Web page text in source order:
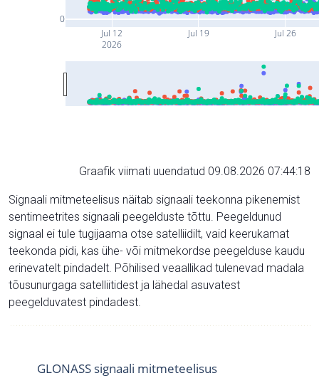
Jul 12
2026
Jul 19 Jul 26
0
Graafik viimati uuendatud 09.08.2026 07:44:18
Signaali mitmeteelisus näitab signaali teekonna pikenemist
sentimeetrites signaali peegelduste tõttu. Peegeldunud
signaal ei tule tugijaama otse satelliidilt, vaid keerukamat
teekonda pidi, kas ühe- või mitmekordse peegelduse kaudu
erinevatelt pindadelt. Põhilised veaallikad tulenevad madala
tõusunurgaga satelliitidest ja lähedal asuvatest
peegelduvatest pindadest.
GLONASS signaali mitmeteelisus